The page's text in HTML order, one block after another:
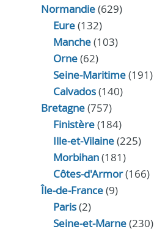
Normandie(629)
Eure(132)
Manche(103)
Orne(62)
Seine-Maritime(191)
Calvados(140)
Bretagne(757)
Finistère(184)
Ille-et-Vilaine(225)
Morbihan(181)
Côtes-d'Armor(166)
Île-de-France(9)
Paris(2)
Seine-et-Marne(230)